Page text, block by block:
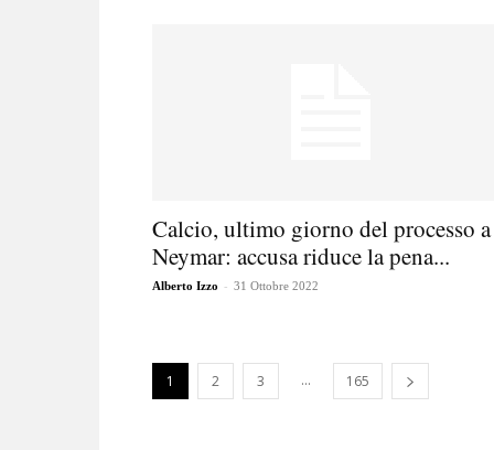
Calcio, ultimo giorno del processo a
Neymar: accusa riduce la pena...
Alberto Izzo - 31 Ottobre 2022
1 2 3 ... 165